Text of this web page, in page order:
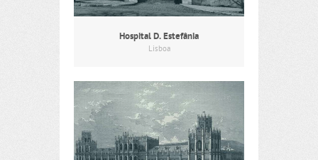
Hospital D. Estefânia
Lisboa